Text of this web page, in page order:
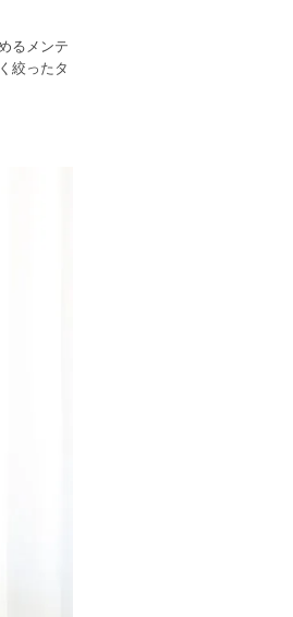
るメンテ
絞ったタ